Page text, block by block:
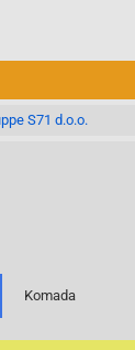
S71 d.o.o.
Komada